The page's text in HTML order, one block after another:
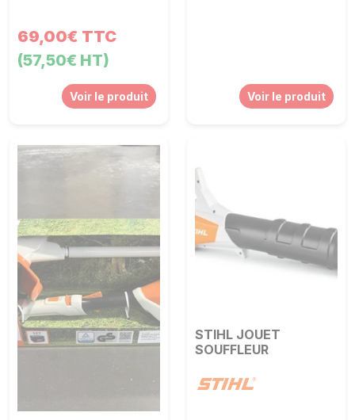
69,00€ TTC
(57,50€ HT)
Voir le produit Voir le produit
STIHL JOUET
SOUFFLEUR